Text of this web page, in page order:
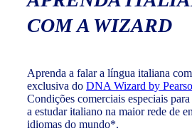
COM A WIZARD
Aprenda a falar a língua italiana
exclusiva do DNA Wizard by
Condições comerciais especiais
a estudar italiano na maior rede de
idiomas do mundo*.